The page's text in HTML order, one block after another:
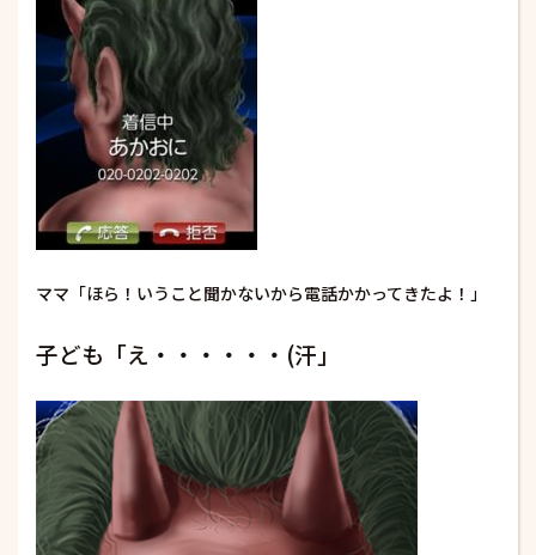
ママ「ほら！いうこと聞かないから電話かかってきたよ！」
子ども「え・・・・・・(汗」